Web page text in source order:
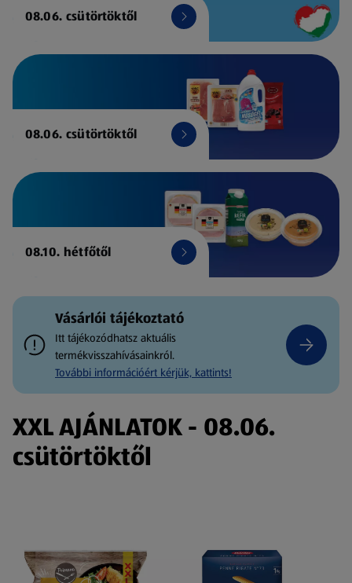
08.06. csütörtöktől
08.06. csütörtöktől
08.10. hétfőtől
Vásárlói tájékoztató
Itt tájékozódhatsz aktuális
termékvisszahívásainkról.
További információért kérjük, kattints!
XXL AJÁNLATOK - 08.06.
csütörtöktől